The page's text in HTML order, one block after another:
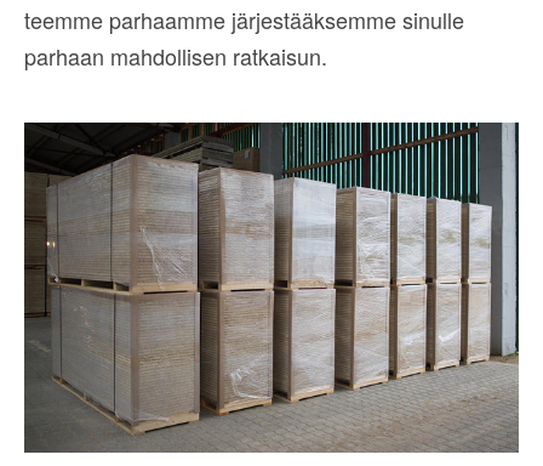
teemme parhaamme järjestääksemme sinulle
parhaan mahdollisen ratkaisun.